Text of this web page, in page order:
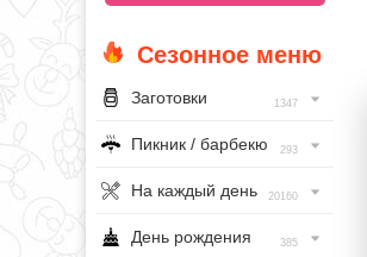
Сезонное меню
Заготовки 1347
Пикник / барбекю 293
На каждый день 20160
День рождения 385